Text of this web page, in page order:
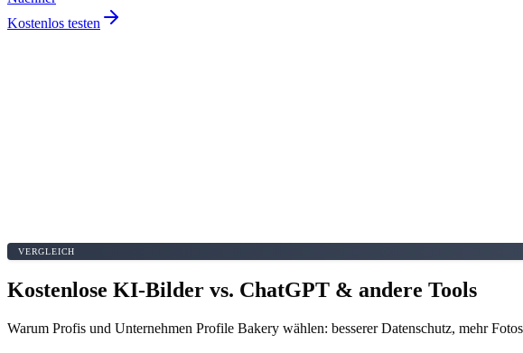
Kostenlos testen
VERGLEICH
Kostenlose KI-Bilder vs. ChatGPT & andere Tools
Warum Profis und Unternehmen Profile Bakery wählen: besserer Datenschutz, mehr